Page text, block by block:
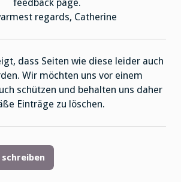
feedback page.
regards, Catherine
dass Seiten wie diese leider auch
Wir möchten uns vor einem
schützen und behalten uns daher
Einträge zu löschen.